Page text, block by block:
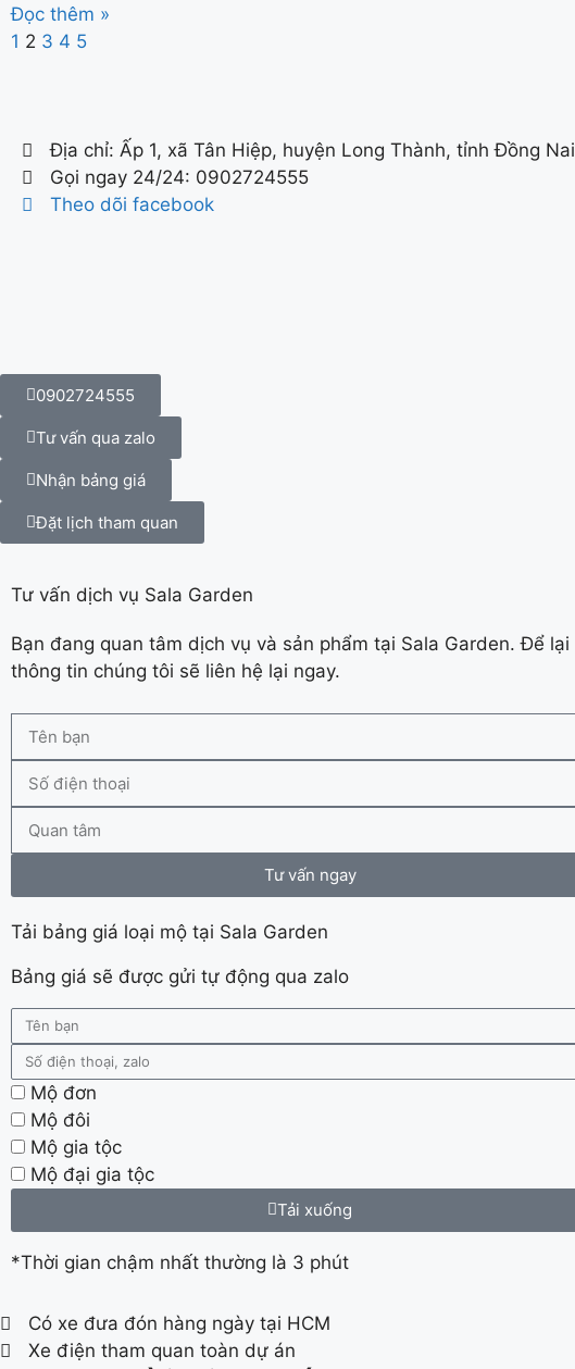
Đọc thêm »
1 2 3 4 5
Địa chỉ: Ấp 1, xã Tân Hiệp, huyện Long Thành, tỉnh Đồng Nai
Gọi ngay 24/24: 0902724555
Theo dõi facebook
0902724555
Tư vấn qua zalo
Nhận bảng giá
Đặt lịch tham quan
Tư vấn dịch vụ Sala Garden
Bạn đang quan tâm dịch vụ và sản phẩm tại Sala Garden. Để lại
thông tin chúng tôi sẽ liên hệ lại ngay.
Tư vấn ngay
Tải bảng giá loại mộ tại Sala Garden
Bảng giá sẽ được gửi tự động qua zalo
Mộ đơn
Mộ đôi
Mộ gia tộc
Mộ đại gia tộc
Tải xuống
*Thời gian chậm nhất thường là 3 phút
Có xe đưa đón hàng ngày tại HCM
Xe điện tham quan toàn dự án